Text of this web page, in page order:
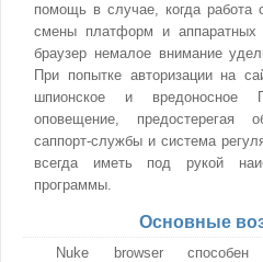
помощь в случае, когда работа
смены платформ и аппаратных
браузер немалое внимание
При попытке авторизации на
шпионское и вредоносное
оповещение, предостерегая
саппорт-службы и система
всегда иметь под рукой
программы.
Основные
Nuke browser